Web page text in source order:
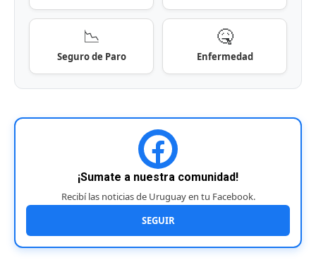
📉
Seguro de Paro
🤒
Enfermedad
¡Sumate a nuestra comunidad!
Recibí las noticias de Uruguay en tu Facebook.
SEGUIR